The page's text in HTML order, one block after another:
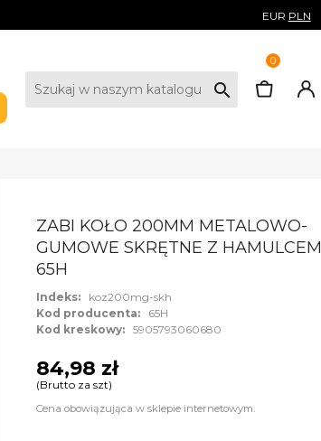
EUR PLN
0
search
ZABI KOŁO 200MM METALOWO-
GUMOWE SKRĘTNE Z HAMULCEM
65H
Indeks:
koz200mg-skh
Kod producenta:
65H
Kod kreskowy: 5905793060680
84,98 zł
(Brutto za szt)
Cena obowiązująca w sklepie internetowym.